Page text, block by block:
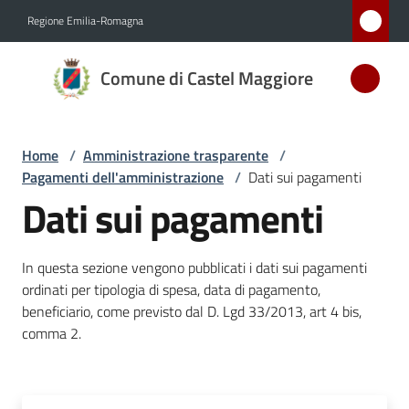
Regione Emilia-Romagna
Comune di Castel Maggiore
Comune
di Castel
D'ARGENTO
AL MERITO
CIVILE
Amministrazione
Menu selezionato
Novità
Home / Amministrazione trasparente /
Pagamenti dell'amministrazione / Dati sui pagamenti
Dati sui pagamenti
In questa sezione vengono pubblicati i dati sui pagamenti
ordinati per tipologia di spesa, data di pagamento,
beneficiario, come previsto dal D. Lgd 33/2013, art 4 bis,
comma 2.